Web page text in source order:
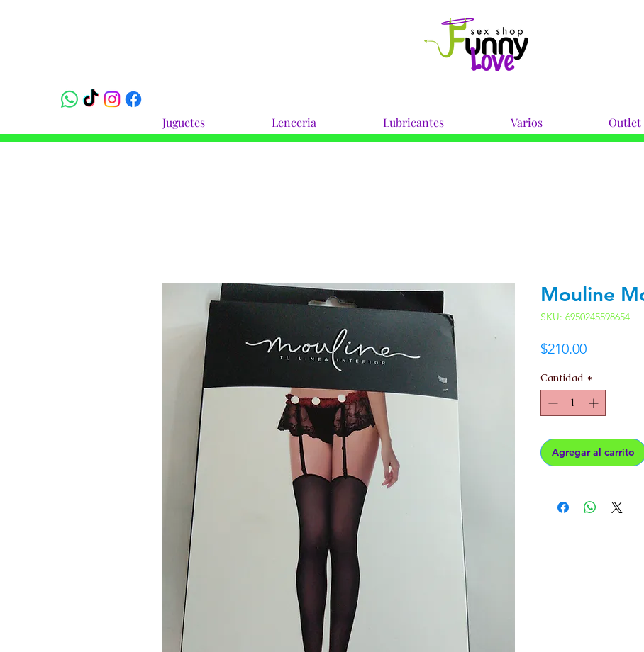
Juguetes Lenceria Lubricantes Varios Outlet
Mouline
SKU: 6950245598654
$210.00Precio
Cantidad *
Agregar al carrito